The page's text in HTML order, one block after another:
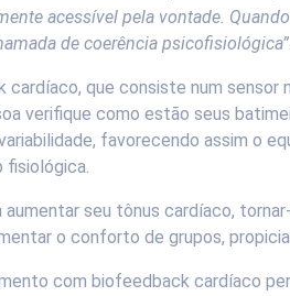
acessível pela vontade.
de coerência psicofisiológica”
que consiste num sensor
verifique como estão seus
favorecendo assim o
fisiológica.
seu tônus cardíaco,
o conforto de grupos,
com biofeedback cardíaco